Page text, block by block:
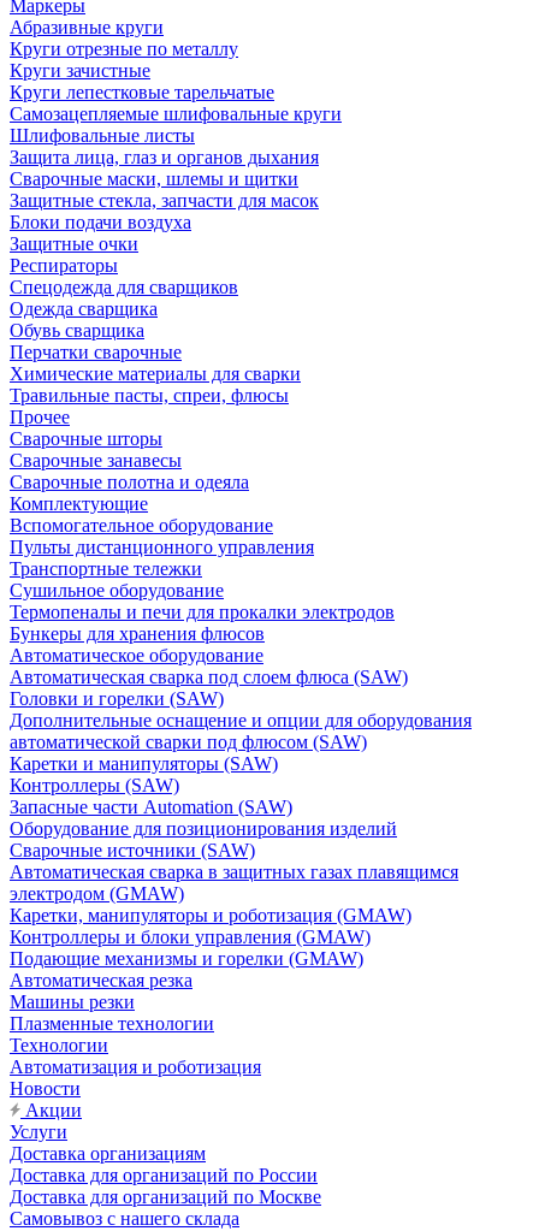
Маркеры
Абразивные круги
Круги отрезные по металлу
Круги зачистные
Круги лепестковые тарельчатые
Самозацепляемые шлифовальные круги
Шлифовальные листы
Защита лица, глаз и органов дыхания
Сварочные маски, шлемы и щитки
Защитные стекла, запчасти для масок
Блоки подачи воздуха
Защитные очки
Респираторы
Спецодежда для сварщиков
Одежда сварщика
Обувь сварщика
Перчатки сварочные
Химические материалы для сварки
Травильные пасты, спреи, флюсы
Прочее
Сварочные шторы
Сварочные занавесы
Сварочные полотна и одеяла
Комплектующие
Вспомогательное оборудование
Пульты дистанционного управления
Транспортные тележки
Сушильное оборудование
Термопеналы и печи для прокалки электродов
Бункеры для хранения флюсов
Автоматическое оборудование
Автоматическая сварка под слоем флюса (SAW)
Головки и горелки (SAW)
Дополнительные оснащение и опции для оборудования
автоматической сварки под флюсом (SAW)
Каретки и манипуляторы (SAW)
Контроллеры (SAW)
Запасные части Automation (SAW)
Оборудование для позиционирования изделий
Сварочные источники (SAW)
Автоматическая сварка в защитных газах плавящимся
электродом (GMAW)
Каретки, манипуляторы и роботизация (GMAW)
Контроллеры и блоки управления (GMAW)
Подающие механизмы и горелки (GMAW)
Автоматическая резка
Машины резки
Плазменные технологии
Технологии
Автоматизация и роботизация
Новости
Акции
Услуги
Доставка организациям
Доставка для организаций по России
Доставка для организаций по Москве
Самовывоз с нашего склада